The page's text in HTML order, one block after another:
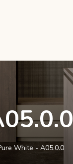
White - A05.0.0